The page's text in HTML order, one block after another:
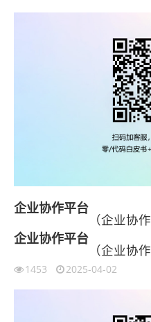
企业协作平台
（企业协
企业协作平台
（企业协
1453 2025-04-02